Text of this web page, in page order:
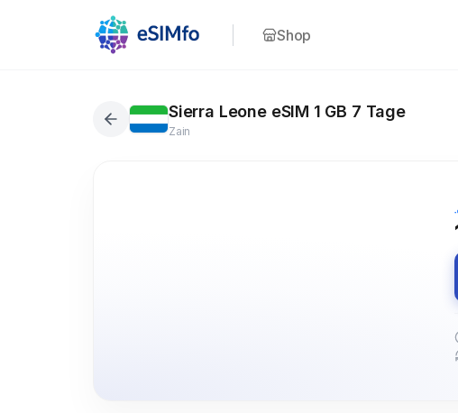
Shop
Sierra Leone eSIM 1 GB 7 Tage
Zain